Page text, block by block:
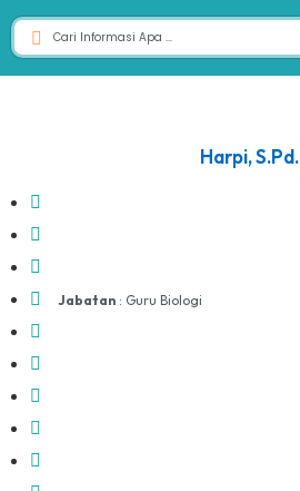
Harpi, S.Pd.
Jabatan : Guru Biologi